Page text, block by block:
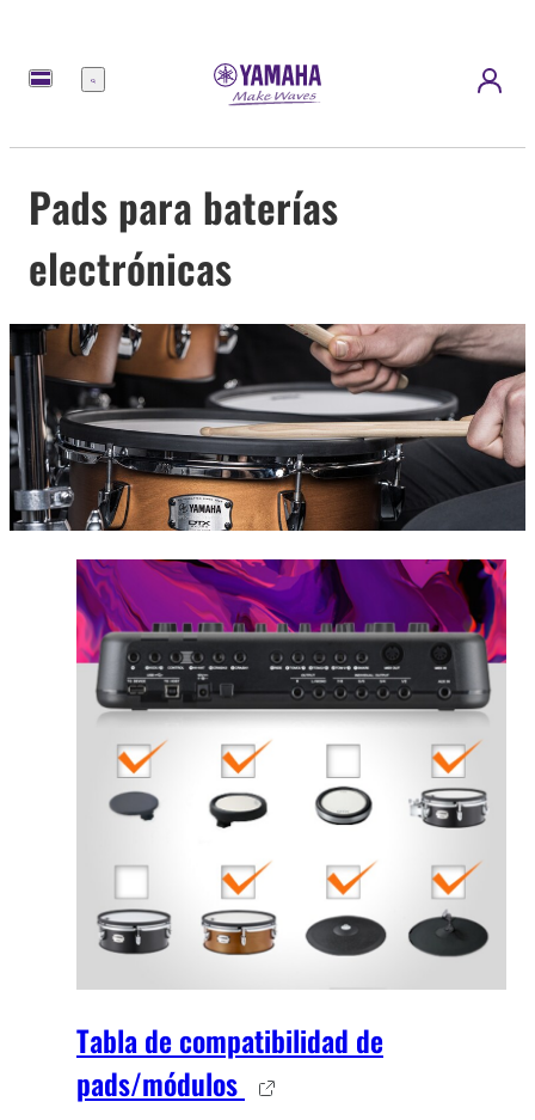
Menú
Pads para baterías
electrónicas
Tabla de compatibilidad de
pads/módulos